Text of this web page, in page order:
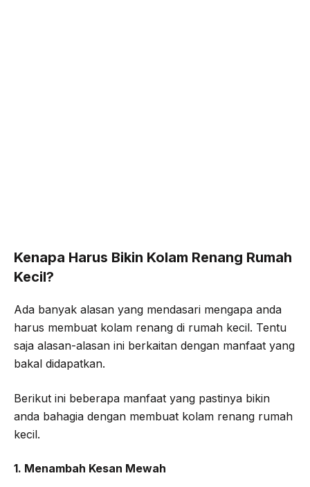
Kenapa Harus Bikin Kolam Renang Rumah
Kecil?
Ada banyak alasan yang mendasari mengapa anda
harus membuat kolam renang di rumah kecil. Tentu
saja alasan-alasan ini berkaitan dengan manfaat yang
bakal didapatkan.
Berikut ini beberapa manfaat yang pastinya bikin
anda bahagia dengan membuat kolam renang rumah
kecil.
1. Menambah Kesan Mewah